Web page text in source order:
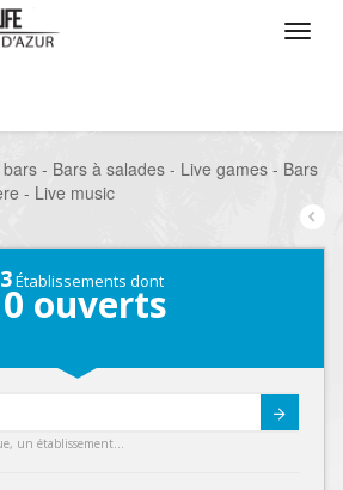
- Bars à salades - Live games - Bars
- Live music
Établissements dont
ouverts
un établissement...